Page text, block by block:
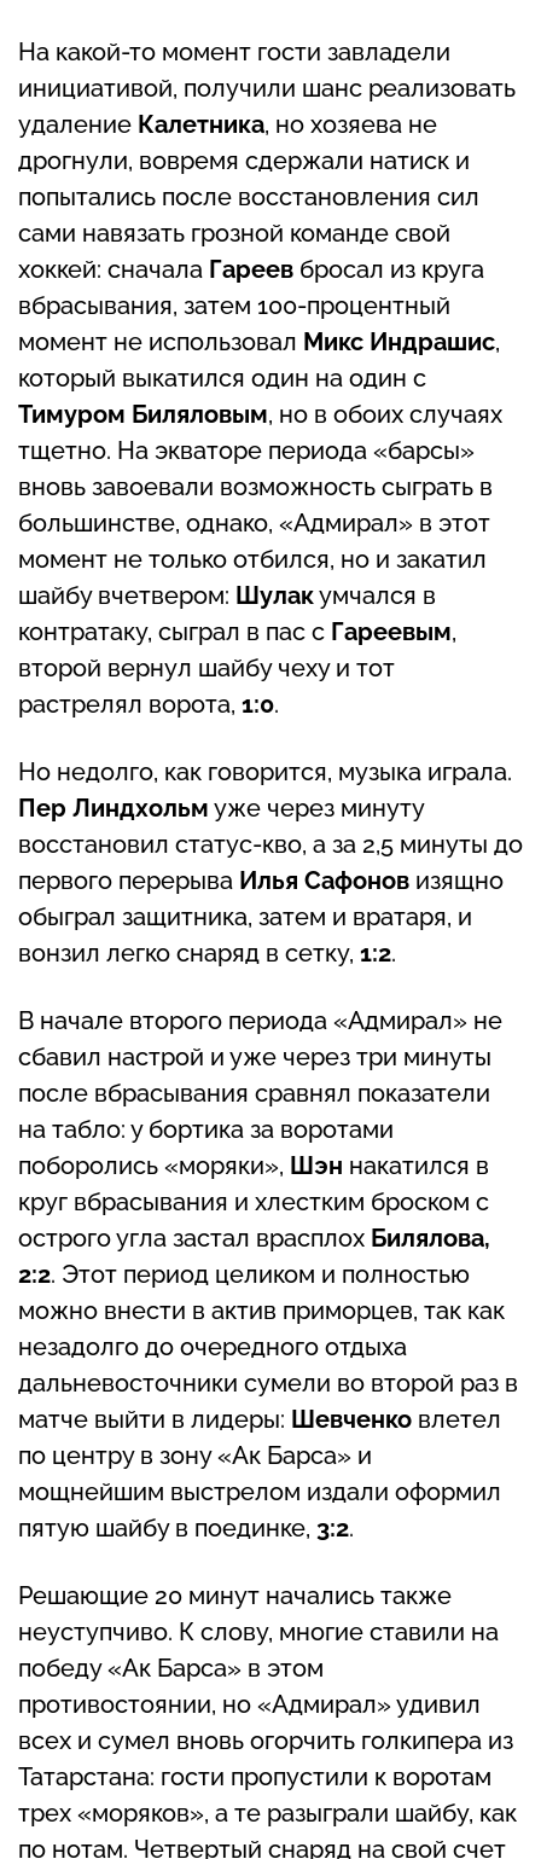
На какой-то момент гости завладели
инициативой, получили шанс реализовать
удаление Калетника, но хозяева не
дрогнули, вовремя сдержали натиск и
попытались после восстановления сил
сами навязать грозной команде свой
хоккей: сначала Гареев бросал из круга
вбрасывания, затем 100-процентный
момент не использовал Микс Индрашис,
который выкатился один на один с
Тимуром Биляловым, но в обоих случаях
тщетно. На экваторе периода «барсы»
вновь завоевали возможность сыграть в
большинстве, однако, «Адмирал» в этот
момент не только отбился, но и закатил
шайбу вчетвером: Шулакумчался в
контратаку, сыграл в пас с Гареевым,
второй вернул шайбу чеху и тот
растрелял ворота, 1:0.
Но недолго, как говорится, музыка играла.
Пер Линдхольм уже через минуту
восстановил статус-кво, а за 2,5 минуты до
первого перерыва Илья Сафонов изящно
обыграл защитника, затем и вратаря, и
вонзил легко снаряд в сетку, 1:2.
В начале второго периода «Адмирал» не
сбавил настрой и уже через три минуты
после вбрасывания сравнял показатели
на табло: у бортика за воротами
поборолись «моряки», Шэн накатился в
круг вбрасывания и хлестким броском с
острого угла застал врасплох Билялова,
2:2. Этот период целиком и полностью
можно внести в актив приморцев, так как
незадолго до очередного отдыха
дальневосточники сумели во второй раз в
матче выйти в лидеры: Шевченко влетел
по центру в зону «Ак Барса» и
мощнейшим выстрелом издали оформил
пятую шайбу в поединке, 3:2.
Решающие 20 минут начались также
неуступчиво. К слову, многие ставили на
победу «Ак Барса» в этом
противостоянии, но «Адмирал» удивил
всех и сумел вновь огорчить голкипера из
Татарстана: гости пропустили к воротам
трех «моряков», а те разыграли шайбу, как
по нотам. Четвертый снаряд на свой счет